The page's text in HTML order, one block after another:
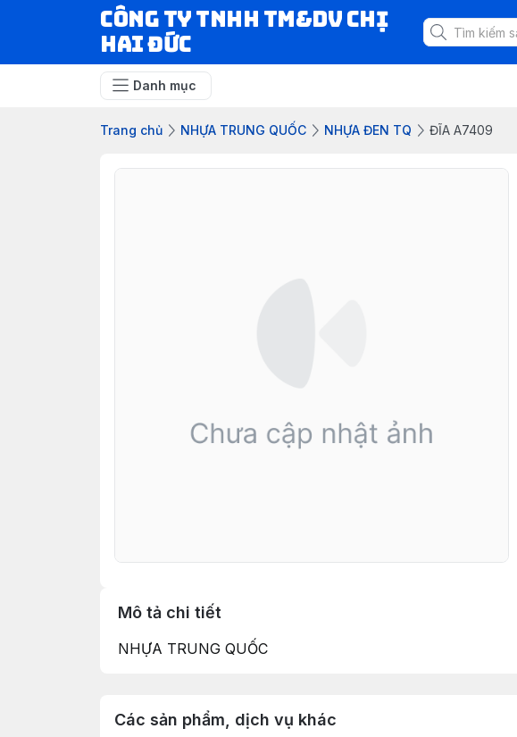
CÔNG TY TNHH TM&DV CHỊ
HAI ĐỨC
Danh mục
Trang chủ NHỰA TRUNG QUỐC NHỰA ĐEN TQ ĐĨA A7409
Mô tả chi tiết
NHỰA TRUNG QUỐC
Các sản phẩm, dịch vụ khác